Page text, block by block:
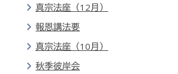
真宗法座（12月）
報恩講法要
真宗法座（10月）
秋季彼岸会